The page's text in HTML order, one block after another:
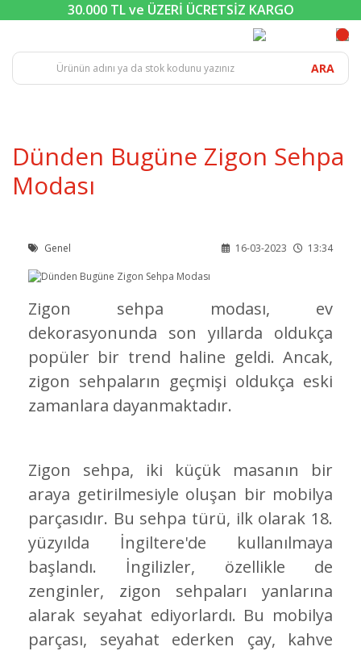
30.000 TL ve ÜZERİ ÜCRETSİZ KARGO
ARA
Dünden Bugüne Zigon Sehpa
Modası
Genel 16-03-2023 13:34
Zigon sehpa modası, ev
dekorasyonunda son yıllarda oldukça
popüler bir trend haline geldi. Ancak,
zigon sehpaların geçmişi oldukça eski
zamanlara dayanmaktadır.
Zigon sehpa, iki küçük masanın bir
araya getirilmesiyle oluşan bir mobilya
parçasıdır. Bu sehpa türü, ilk olarak 18.
yüzyılda İngiltere'de kullanılmaya
başlandı. İngilizler, özellikle de
zenginler, zigon sehpaları yanlarına
alarak seyahat ediyorlardı. Bu mobilya
parçası, seyahat ederken çay, kahve